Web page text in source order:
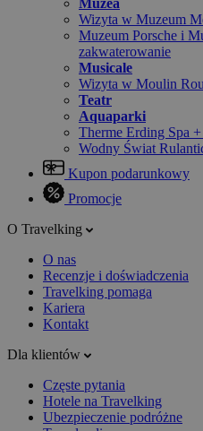
Muzea
Wizyta w Muzeum
Muzeum Porsche i
zakwaterowanie
Musicale
Wizyta w Moulin
Teatr
Aquaparki
Therme Erding Spa
Wodny Świat
Kupon podarunkowy
Promocje
O Travelking
O nas
Recenzje i doświadczenia
Travelking pomaga
Kariera
Kontakt
Dla klientów
Częste pytania
Hotele na Travelking
Ubezpieczenie podróżne